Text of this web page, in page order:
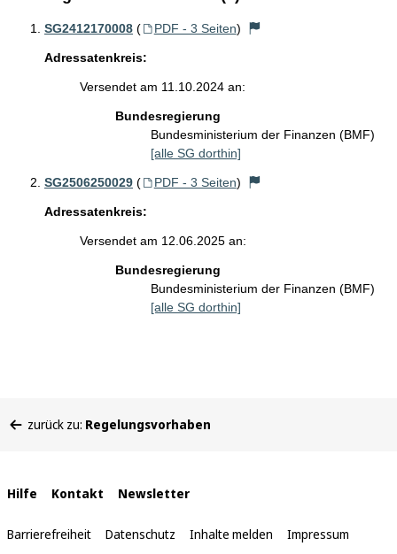
SG2412170008 ( PDF - 3 Seiten)
Adressatenkreis:
Versendet am 11.10.2024 an:
Bundesregierung
Bundesministerium der Finanzen (BMF)
[alle SG dorthin]
SG2506250029 ( PDF - 3 Seiten)
Adressatenkreis:
Versendet am 12.06.2025 an:
Bundesregierung
Bundesministerium der Finanzen (BMF)
[alle SG dorthin]
befinden
zurück zu: Regelungsvorhaben
Interne
Links
Hilfe Kontakt Newsletter
Barrierefreiheit Datenschutz Inhalte melden Impressum